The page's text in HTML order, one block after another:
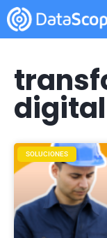
digital
SOLUCIONES